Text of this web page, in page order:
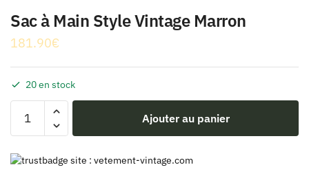
Sac à Main Style Vintage Marron
181.90€
20 en stock
Sac
à
Ajouter au panier